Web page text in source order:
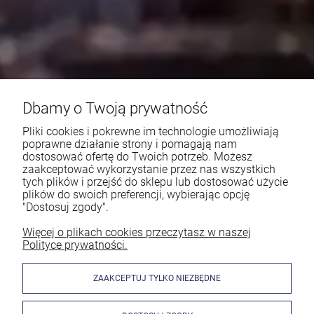
Dbamy o Twoją prywatność
Pliki cookies i pokrewne im technologie umożliwiają
poprawne działanie strony i pomagają nam
dostosować ofertę do Twoich potrzeb. Możesz
zaakceptować wykorzystanie przez nas wszystkich
tych plików i przejść do sklepu lub dostosować użycie
plików do swoich preferencji, wybierając opcję
"Dostosuj zgody".
Więcej o plikach cookies przeczytasz w naszej
Polityce prywatności.
ZAAKCEPTUJ TYLKO NIEZBĘDNE